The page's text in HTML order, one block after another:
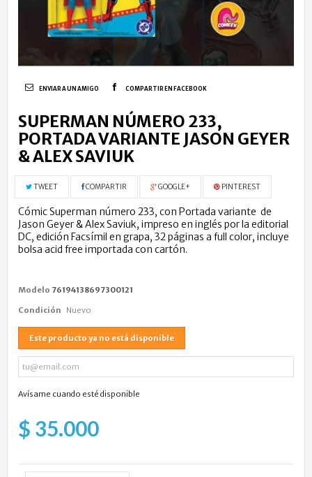
ENVIAR A UN AMIGO COMPARTIR EN FACEBOOK
SUPERMAN NÚMERO 233,
PORTADA VARIANTE JASON GEYER
& ALEX SAVIUK
TWEET COMPARTIR GOOGLE+ PINTEREST
Cómic Superman número 233, con Portada variante de
Jason Geyer & Alex Saviuk, impreso en inglés por la editorial
DC, edición Facsímil en grapa, 32 páginas a full color, incluye
bolsa acid free importada con cartón.
Modelo 76194138697300121
Condición Nuevo
Este producto ya no está disponible
Avísame cuando esté disponible
$ 35.000